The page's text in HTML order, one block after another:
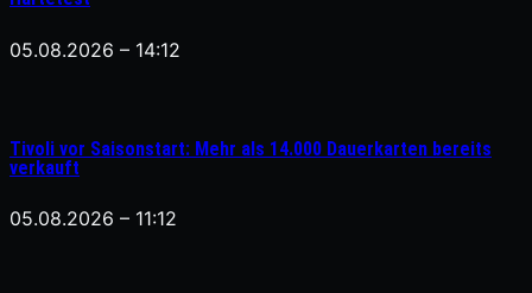
05.08.2026 – 14:12
Tivoli vor Saisonstart: Mehr als 14.000 Dauerkarten bereits
verkauft
05.08.2026 – 11:12